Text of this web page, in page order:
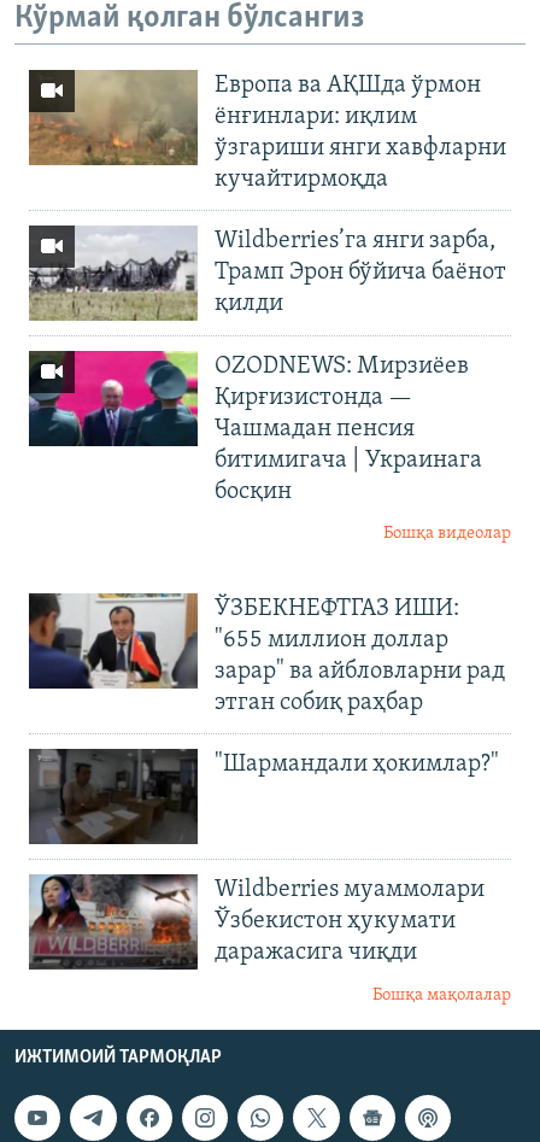
Кўрмай қолган бўлсангиз
Европа ва АҚШда ўрмон
ёнғинлари: иқлим
ўзгариши янги хавфларни
кучайтирмоқда
Wildberries’га янги зарба,
Трамп Эрон бўйича баёнот
қилди
OZODNEWS: Мирзиёев
Қирғизистонда —
Чашмадан пенсия
битимигача | Украинага
босқин
Бошқа видеолар
ЎЗБЕКНЕФТГАЗ ИШИ:
"655 миллион доллар
зарар" ва айбловларни рад
этган собиқ раҳбар
"Шармандали ҳокимлар?"
Wildberries муаммолари
Ўзбекистон ҳукумати
даражасига чиқди
Бошқа мақолалар
ИЖТИМОИЙ ТАРМОҚЛАР